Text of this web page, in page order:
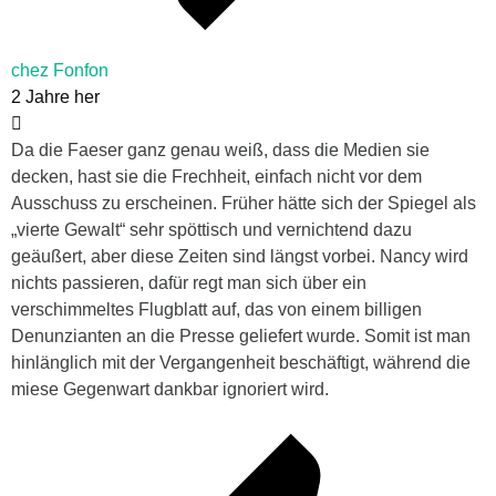
chez Fonfon
2 Jahre her
Da die Faeser ganz genau weiß, dass die Medien sie
decken, hast sie die Frechheit, einfach nicht vor dem
Ausschuss zu erscheinen. Früher hätte sich der Spiegel als
„vierte Gewalt“ sehr spöttisch und vernichtend dazu
geäußert, aber diese Zeiten sind längst vorbei. Nancy wird
nichts passieren, dafür regt man sich über ein
verschimmeltes Flugblatt auf, das von einem billigen
Denunzianten an die Presse geliefert wurde. Somit ist man
hinlänglich mit der Vergangenheit beschäftigt, während die
miese Gegenwart dankbar ignoriert wird.